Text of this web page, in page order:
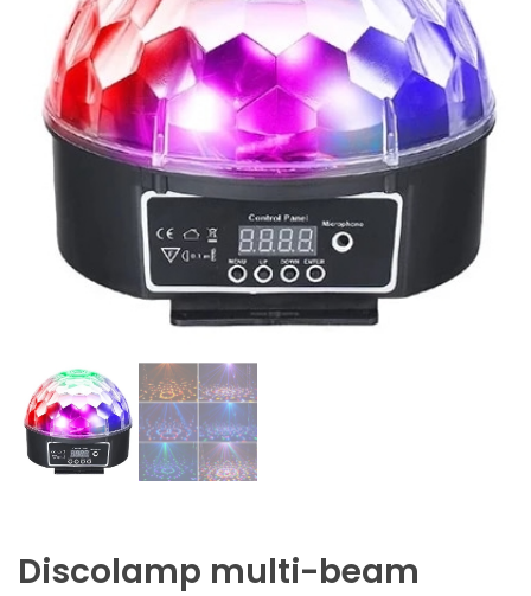
Discolamp multi-beam